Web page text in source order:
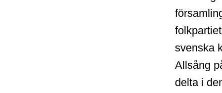
svenska
Allsång
delta i